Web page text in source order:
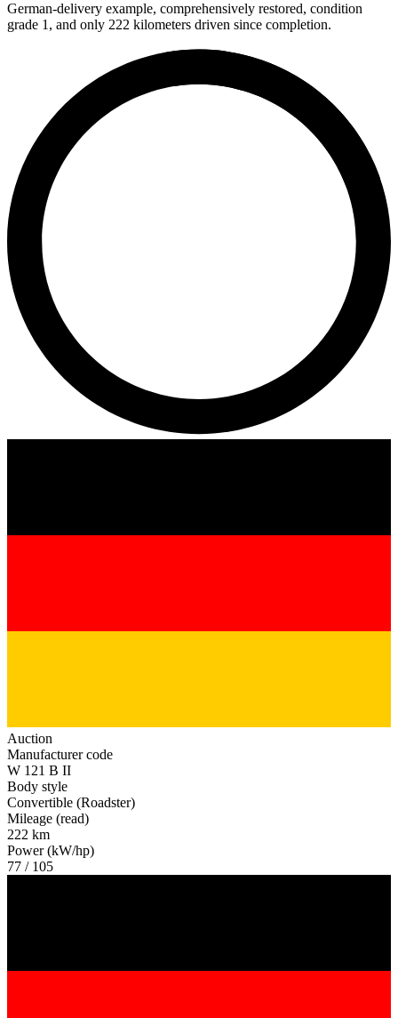
German-delivery example, comprehensively restored, condition
grade 1, and only 222 kilometers driven since completion.
Auction
Manufacturer code
W 121 B II
Body style
Convertible (Roadster)
Mileage (read)
222 km
Power (kW/hp)
77 / 105